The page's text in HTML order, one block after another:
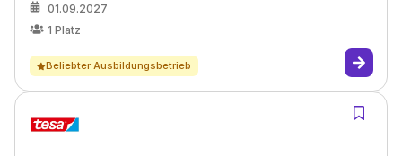
01.09.2027
1 Platz
Beliebter Ausbildungsbetrieb